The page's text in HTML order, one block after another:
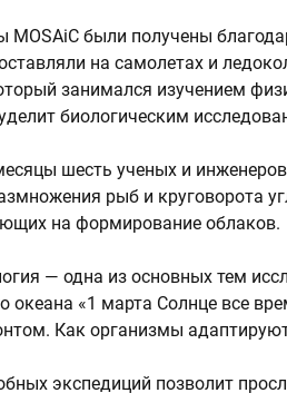
MOSAiC были получены
на самолетах и
занимался изучением
биологическим
шесть ученых и
рыб и круговорота
на формирование облаков.
— одна из основных тем
океана «1 марта Солнце все
Как организмы
экспедиций позволит